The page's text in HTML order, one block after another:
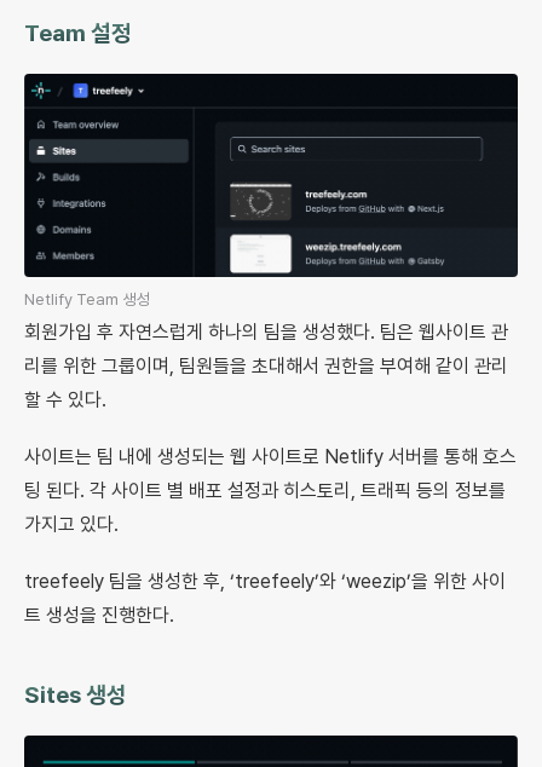
Team 설정
Netlify Team 생성
회원가입 후 자연스럽게 하나의 팀을 생성했다. 팀은 웹사이트 관
리를 위한 그룹이며, 팀원들을 초대해서 권한을 부여해 같이 관리
할 수 있다.
사이트는 팀 내에 생성되는 웹 사이트로 Netlify 서버를 통해 호스
팅 된다. 각 사이트 별 배포 설정과 히스토리, 트래픽 등의 정보를
가지고 있다.
treefeely 팀을 생성한 후, ‘treefeely’와 ‘weezip’을 위한 사이
트 생성을 진행한다.
Sites 생성